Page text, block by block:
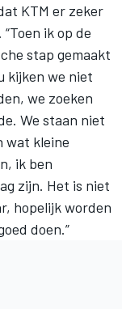
KTM er zeker
ik op de
stap gemaakt
kijken we niet
we zoeken
We staan niet
wat kleine
ik ben
zijn. Het is niet
hopelijk worden
doen.”